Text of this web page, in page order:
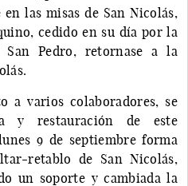
las misas de San Nicolás,
cedido en su día por la
Pedro, retornase a la
a varios colaboradores, se
y restauración de este
9 de septiembre forma
retablo de San Nicolás,
un soporte y cambiada la